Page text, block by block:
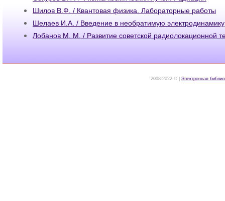
Шилов В.Ф. / Квантовая физика. Лабораторные работы
Шелаев И.А. / Введение в необратимую электродинамику
Лобанов М. М. / Развитие советской радиолокационной
2008-2022 © | Электронная